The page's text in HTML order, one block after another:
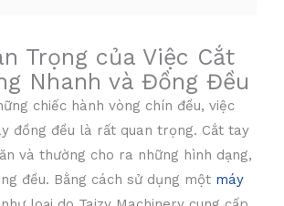
Trọng của Việc Cắt
Nhanh và Đồng Đều
chiếc hành vòng chín đều, việc
đồng đều là rất quan trọng. Cắt tay
và thường cho ra những hình dạng,
đều. Bằng cách sử dụng một máy